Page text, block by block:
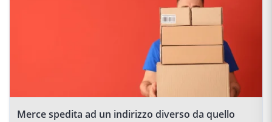
Merce spedita ad un indirizzo diverso da quello